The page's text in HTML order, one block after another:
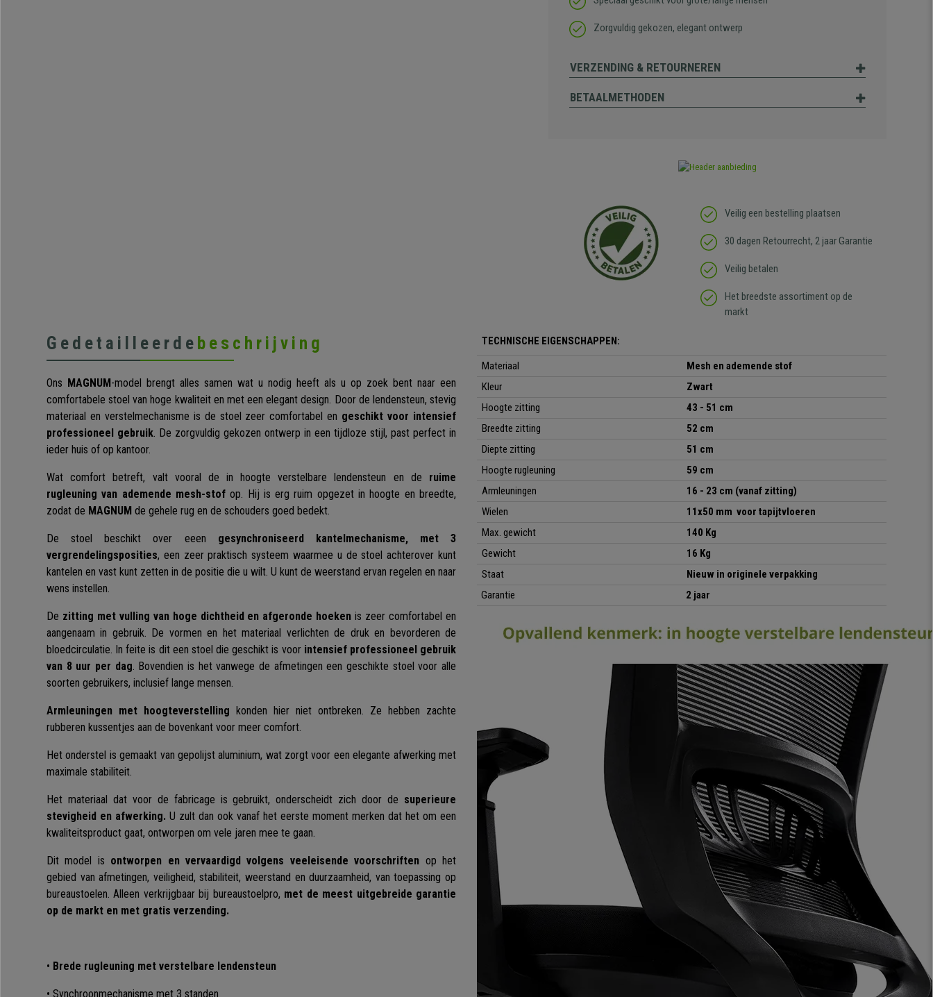
Zorgvuldig gekozen, elegant ontwerp
VERZENDING & RETOURNEREN
BETAALMETHODEN
Veilig een bestelling plaatsen
30 dagen Retourrecht, 2 jaar Garantie
Veilig betalen
Het breedste assortiment op de
markt
Gedetailleerde beschrijving
Ons MAGNUM-model brengt alles samen wat u nodig heeft als u op zoek bent naar een
comfortabele stoel van hoge kwaliteit en met een elegant design. Door de lendensteun, stevig
materiaal en verstelmechanisme is de stoel zeer comfortabel en geschikt voor intensief
professioneel gebruik. De zorgvuldig gekozen ontwerp in een tijdloze stijl, past perfect in
ieder huis of op kantoor.
Wat comfort betreft, valt vooral de in hoogte verstelbare lendensteun en de ruime
rugleuning van ademende mesh-stofop. Hij is erg ruim opgezet in hoogte en breedte,
zodat de MAGNUM de gehele rug en de schouders goed bedekt.
De stoel beschikt over eeen gesynchroniseerd kantelmechanisme, met 3
vergrendelingsposities, een zeer praktisch systeem waarmee u de stoel achterover kunt
kantelen en vast kunt zetten in de positie die u wilt. U kunt de weerstand ervan regelen en naar
wens instellen.
De zitting met vulling van hoge dichtheid en afgeronde hoeken is zeer comfortabel en
aangenaam in gebruik. De vormen en het materiaal verlichten de druk en bevorderen de
bloedcirculatie. In feite is dit een stoel die geschikt is voor intensief professioneel gebruik
van 8 uur per dag. Bovendien is het vanwege de afmetingen een geschikte stoel voor alle
soorten gebruikers, inclusief lange mensen.
Armleuningen met hoogteverstelling konden hier niet ontbreken. Ze hebben zachte
rubberen kussentjes aan de bovenkant voor meer comfort.
Het onderstel is gemaakt van gepolijst aluminium, wat zorgt voor een elegante afwerking met
maximale stabiliteit.
Het materiaal dat voor de fabricage is gebruikt, onderscheidt zich door de superieure
stevigheid en afwerking. U zult dan ook vanaf het eerste moment merken dat het om een
kwaliteitsproduct gaat, ontworpen om vele jaren mee te gaan.
Dit model is ontworpen en vervaardigd volgens veeleisende voorschriften op het
gebied van afmetingen, veiligheid, stabiliteit, weerstand en duurzaamheid, van toepassing op
bureaustoelen.Alleen verkrijgbaar bij bureaustoelpro, met de meest uitgebreide garantie
op de markt en met gratis verzending.
• Brede rugleuning met verstelbare lendensteun
• Synchroonmechanisme met 3 standen
TECHNISCHE EIGENSCHAPPEN:
Materiaal
Mesh en ademende stof
Kleur
Zwart
Hoogte zitting
43 - 51 cm
Breedte zitting
52 cm
Diepte zitting
51 cm
Hoogte rugleuning
59 cm
Armleuningen
16 - 23 cm (vanaf zitting)
Wielen
11x50 mm voor tapijtvloeren
Max. gewicht
140 Kg
Gewicht
16 Kg
Staat
Nieuw in originele verpakking
Garantie
2 jaar